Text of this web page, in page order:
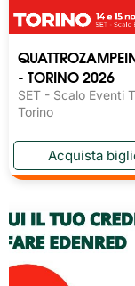
- TORINO 2026
SET - Scalo Eventi
Torino